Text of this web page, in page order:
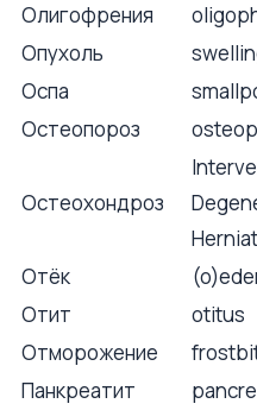
Олигофрения
Опухоль
Оспа
Остеопороз
Остеохондроз
Отёк
Отит
otitus
Отморожение
Панкреатит